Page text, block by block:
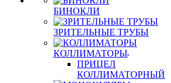
БИНОКЛИ
ЗРИТЕЛЬНЫЕ ТРУБЫ
КОЛЛИМАТОРЫ
ПРИЦЕЛ
КОЛЛИМАТОРНЫЙ